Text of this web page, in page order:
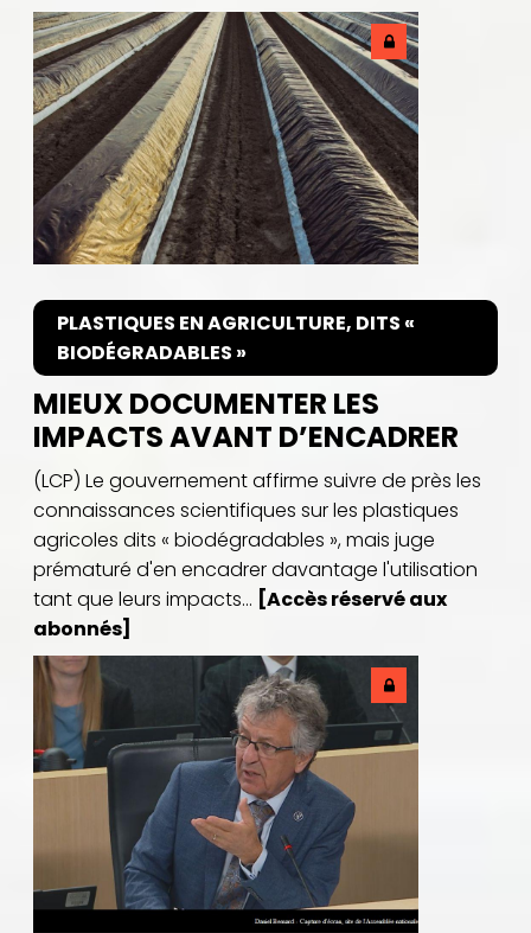
PLASTIQUES EN AGRICULTURE, DITS «
BIODÉGRADABLES »
MIEUX DOCUMENTER LES
IMPACTS AVANT D’ENCADRER
(LCP) Le gouvernement affirme suivre de près les
connaissances scientifiques sur les plastiques
agricoles dits « biodégradables », mais juge
prématuré d'en encadrer davantage l'utilisation
tant que leurs impacts... [Accès réservé aux
abonnés]